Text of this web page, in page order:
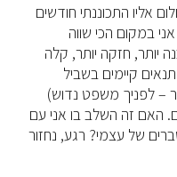
אליו התכוננתי חודשים
העולם ל 6 ימים – אני במקום הכי שווה
יותר, חזקה יותר, קלה
קיימים בשביל
– לפניך משפט נדוש)
האם זה השלב בו אני עם
של עצמי? רגע, נחזור